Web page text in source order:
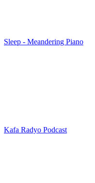
Sleep - Meandering Piano
Kafa Radyo Podcast